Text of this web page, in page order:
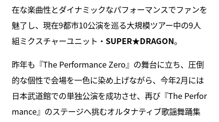
在な楽曲性とダイナミックなパフォーマンスでファンを
魅了し、現在9都市10公演を巡る大規模ツアー中の9人
組ミクスチャーユニット・ SUPER★DRAGON。
昨年も『The Performance Zero』の舞台に立ち、圧倒
的な個性で会場を一色に染め上げながら、今年2月には
日本武道館での単独公演を成功させ、再び『The Perfor
mance』のステージへ挑むオルタナティブ歌謡舞踊集